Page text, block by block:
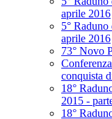
aprile 2016
5°
aprile 2016
73° Novo
conquista
18°
2015 -
18°